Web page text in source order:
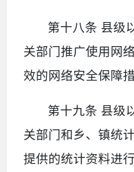
第十八条 县级
关部门推广使用网
效的网络安全保障措
第十九条 县级
关部门和乡、镇统
提供的统计资料进